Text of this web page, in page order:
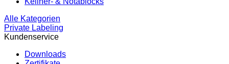
Alle Kategorien
Private Labeling
Kundenservice
Downloads